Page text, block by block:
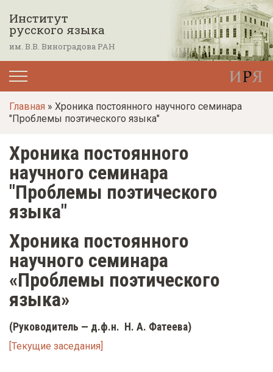
е
т
Институт
русского языка
им. В.В. Виноградова РАН
Главная » Хроника постоянного научного семинара
"Проблемы поэтического языка"
Хроника постоянного
научного семинара
"Проблемы поэтического
языка"
Хроника постоянного
научного семинара
«Проблемы поэтического
языка»
(Руководитель — д.ф.н. Н. А. Фатеева)
[Текущие заседания]